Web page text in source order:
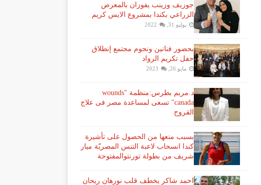
جوزيف وزينب يفوزان بالمعرض
الزراعي بكندا بمشروع الايس كريم
يوليو 31, 2022
بحضور فنانين ونجوم مجتمع إنطلاق
حفل تكريم الرواد
مايو 26, 2023
د.مريم بطرس:منظمة "wounds
canada" تسعى لمساعدة مصر فى علاج
القروح
بسبب منعها من الحصول على تأشيرة
كندا انسحاب لاعبة ​التنس​ المصريّة ​ميار
شريف​ من بطولة ​تورنتو​المفتوحة
احمد شاكر يخطف قلب نورهان ريحان